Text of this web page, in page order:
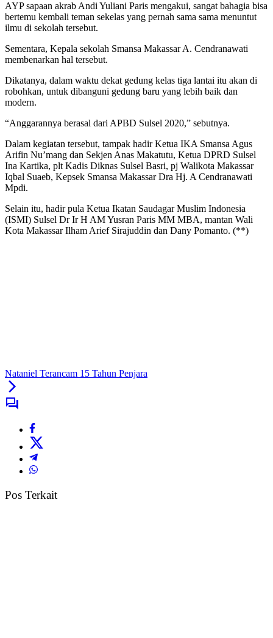
AYP sapaan akrab Andi Yuliani Paris mengakui, sangat bahagia bisa
bertemu kembali teman sekelas yang pernah sama sama menuntut
ilmu di sekolah tersebut.
Sementara, Kepala sekolah Smansa Makassar A. Cendranawati
membenarkan hal tersebut.
Dikatanya, dalam waktu dekat gedung kelas tiga lantai itu akan di
robohkan, untuk dibanguni gedung baru yang lebih baik dan
modern.
“Anggarannya berasal dari APBD Sulsel 2020,” sebutnya.
Dalam kegiatan tersebut, tampak hadir Ketua IKA Smansa Agus
Arifin Nu’mang dan Sekjen Anas Makatutu, Ketua DPRD Sulsel
Ina Kartika, plt Kadis Diknas Sulsel Basri, pj Walikota Makassar
Iqbal Suaeb, Kepsek Smansa Makassar Dra Hj. A Cendranawati
Mpdi.
Selain itu, hadir pula Ketua Ikatan Saudagar Muslim Indonesia
(ISMI) Sulsel Dr Ir H AM Yusran Paris MM MBA, mantan Wali
Kota Makassar Ilham Arief Sirajuddin dan Dany Pomanto. (**)
Nataniel Terancam 15 Tahun Penjara
Pos Terkait